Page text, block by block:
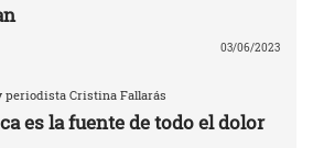
03/06/2023
periodista Cristina Fallarás
es la fuente de todo el dolor